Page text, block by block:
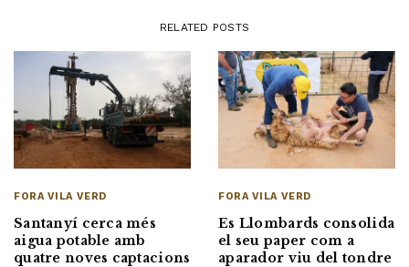
RELATED POSTS
FORA VILA VERD
Santanyí cerca més
aigua potable amb
quatre noves captacions
FORA VILA VERD
Es Llombards consolida
el seu paper com a
aparador viu del tondre